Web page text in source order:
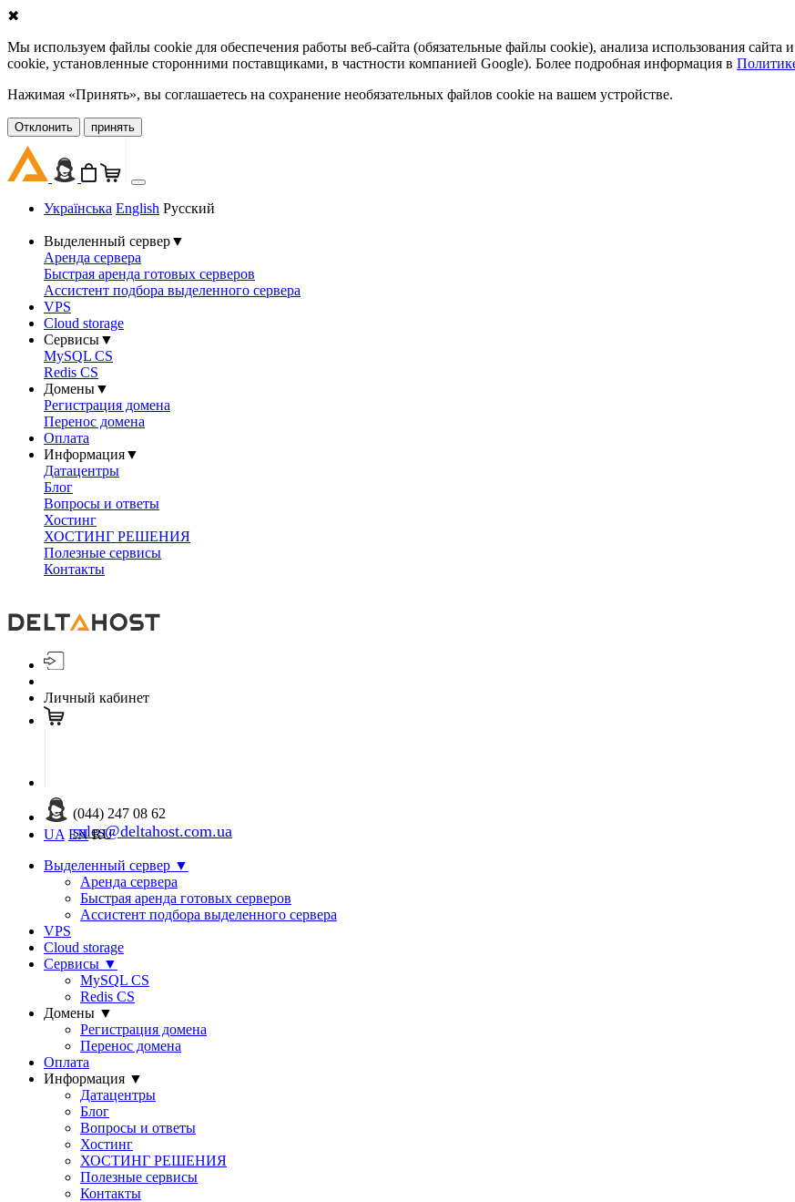
✖
Мы используем файлы cookie для обеспечения работы веб-сайта (обязательные файлы cookie), анализа использования
cookie, установленные сторонними поставщиками, в частности компанией Google). Более подробная информация в
Нажимая «Принять», вы соглашаетесь на сохранение необязательных файлов cookie на вашем устройстве.
Oтклонить принять
Українська English Русский
Выделенный сервер▼
Аренда сервера
Быстрая аренда готовых серверов
Ассистент подбора выделенного сервера
VPS
Cloud storage
Сервисы▼
MySQL CS
Redis CS
Домены▼
Регистрация домена
Перенос домена
Оплата
Информация▼
Датацентры
Блог
Вопросы и ответы
Хостинг
ХОСТИНГ РЕШЕНИЯ
Полезные сервисы
Контакты
Личный кабинет
(044) 247 08 62
sales@deltahost.com.ua
UA EN RU
Выделенный сервер ▼
Аренда сервера
Быстрая аренда готовых серверов
Ассистент подбора выделенного сервера
VPS
Cloud storage
Сервисы ▼
MySQL CS
Redis CS
Домены ▼
Регистрация домена
Перенос домена
Оплата
Информация ▼
Датацентры
Блог
Вопросы и ответы
Хостинг
ХОСТИНГ РЕШЕНИЯ
Полезные сервисы
Контакты